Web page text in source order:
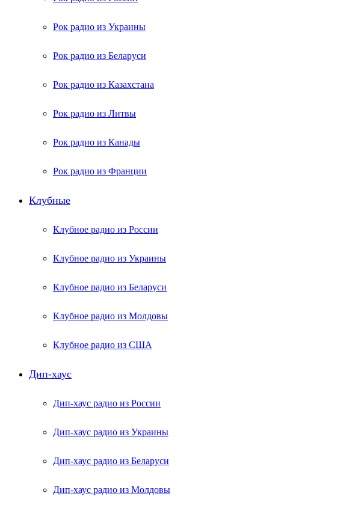
Рок радио из Украины
Рок радио из Беларуси
Рок радио из Казахстана
Рок радио из Литвы
Рок радио из Канады
Рок радио из Франции
Клубные
Клубное радио из России
Клубное радио из Украины
Клубное радио из Беларуси
Клубное радио из Молдовы
Клубное радио из США
Дип-хаус
Дип-хаус радио из России
Дип-хаус радио из Украины
Дип-хаус радио из Беларуси
Дип-хаус радио из Молдовы